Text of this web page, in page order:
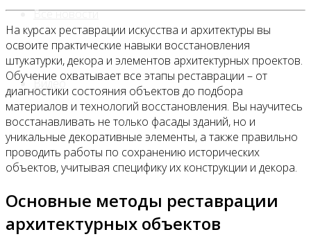
Все новости
Видео
На курсах реставрации искусства и архитектуры вы
освоите практические навыки восстановления
штукатурки, декора и элементов архитектурных проектов.
Обучение охватывает все этапы реставрации – от
диагностики состояния объектов до подбора
материалов и технологий восстановления. Вы научитесь
восстанавливать не только фасады зданий, но и
уникальные декоративные элементы, а также правильно
проводить работы по сохранению исторических
объектов, учитывая специфику их конструкции и декора.
Основные методы реставрации
архитектурных объектов